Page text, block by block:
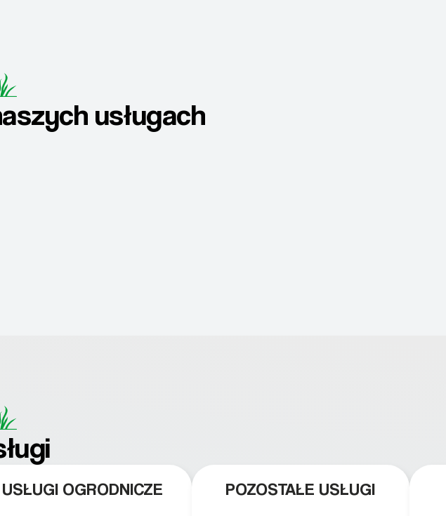
usługach
USŁUGI OGRODNICZE POZOSTAŁE USŁUGI